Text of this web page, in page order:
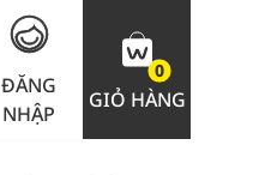
ĐĂNG
NHẬP
0
GIỎ HÀNG